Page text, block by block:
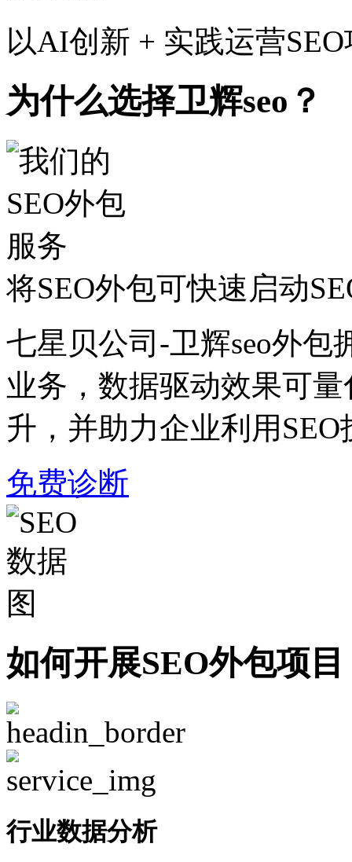
以AI创新 + 实践运营
为什么选择卫辉seo？
将SEO外包可快速启动
七星贝公司-卫辉seo外包
业务，数据驱动效果可
升，并助力企业利用
免费诊断
如何开展SEO外包项目
行业数据分析